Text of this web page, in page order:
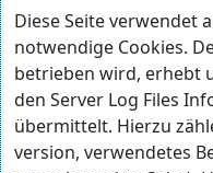
Diese Seite verwendet
notwendige Cookies.
betrieben wird, erhebt
den Server Log Files
übermittelt. Hierzu
version, verwendetes